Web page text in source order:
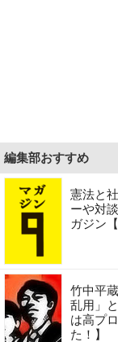
編集部おすすめ
憲法と
ーや対
ガジン
竹中平
乱用」
は高プ
た！】